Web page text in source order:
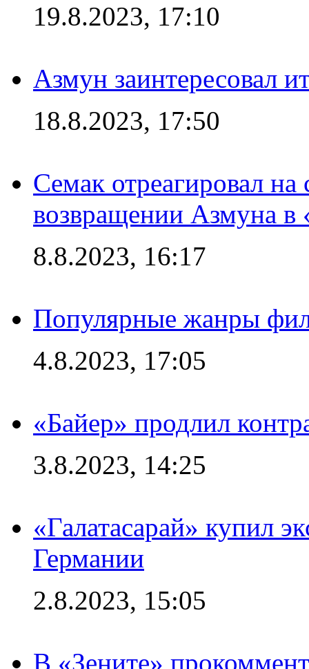
19.8.2023, 17:10
Азмун заинтересовал
18.8.2023, 17:50
Семак отреагировал
возвращении Азмуна в
8.8.2023, 16:17
Популярные жанры
4.8.2023, 17:05
«Байер» продлил
3.8.2023, 14:25
«Галатасарай» купил
Германии
2.8.2023, 15:05
В «Зените»